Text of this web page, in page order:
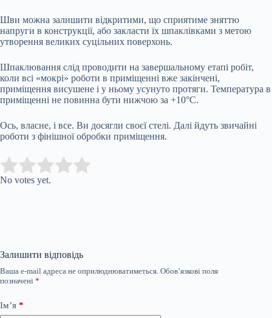
Шви можна залишити відкритими, що сприятиме зняттю
напруги в конструкції, або закласти їх шпаклівками з метою
утворення великих суцільних поверхонь.
Шпаклювання слід проводити на завершальному етапі робіт,
коли всі «мокрі» роботи в приміщенні вже закінчені,
приміщення висушене і у ньому усунуто протяги. Температура в
приміщенні не повинна бути нижчою за +10°С.
Ось, власне, і все. Ви досягли своєї стелі. Далі йдуть звичайні
роботи з фінішної обробки приміщення.
Rate this item:
No votes yet.
Залишити відповідь
Ваша e-mail адреса не оприлюднюватиметься. Обов’язкові поля
позначені *
Ім’я *